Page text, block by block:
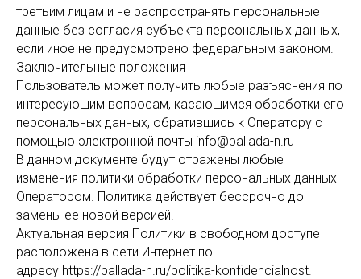
третьим лицам и не распространять персональные
данные без согласия субъекта персональных данных,
если иное не предусмотрено федеральным законом.
Заключительные положения
Пользователь может получить любые разъяснения по
интересующим вопросам, касающимся обработки его
персональных данных, обратившись к Оператору с
помощью электронной почты info@pallada-n.ru
В данном документе будут отражены любые
изменения политики обработки персональных данных
Оператором. Политика действует бессрочно до
замены ее новой версией.
Актуальная версия Политики в свободном доступе
расположена в сети Интернет по
адресу https://pallada-n.ru/politika-konfidencialnost.